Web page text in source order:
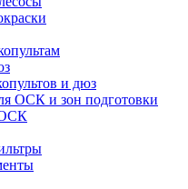
и дюз
ОСК и зон подготовки